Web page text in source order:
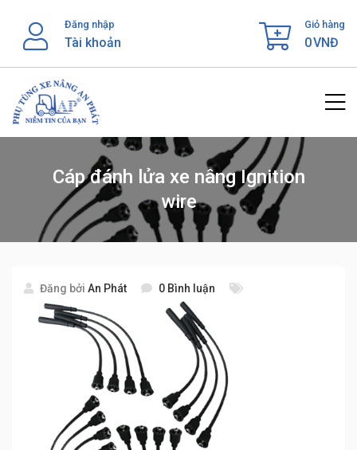
content
Đăng nhập
Tài khoản
Giỏ hàng
0VNĐ
Cáp đánh lửa xe nâng Ignition
wire
Đăng bởi An Phát 0 Bình luận